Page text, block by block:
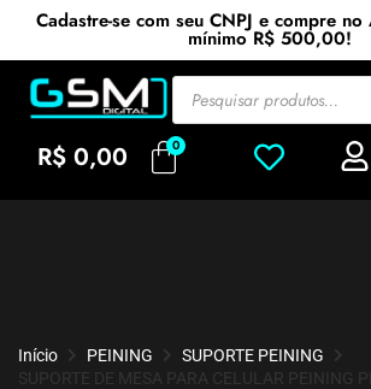
Cadastre-se com seu CNPJ e compre
mínimo R$ 500,00!
R$ 0,00
Início PEINING
SUPORTE PEINING
SUPORTE DE MESA PARA CELULAR PEINING